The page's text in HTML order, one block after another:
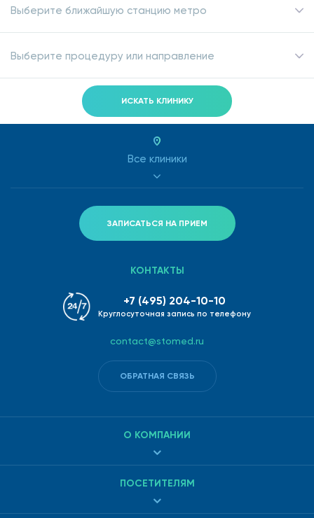
Выберите ближайшую станцию метро
Выберите процедуру или направление
ИСКАТЬ КЛИНИКУ
Все клиники
ЗАПИСАТЬСЯ НА ПРИЕМ
О КОМПАНИИ
ПОСЕТИТЕЛЯМ
КОНТАКТЫ
+7 (495) 204-10-10
Круглосуточная запись по телефону
contact@stomed.ru
ОБРАТНАЯ СВЯЗЬ